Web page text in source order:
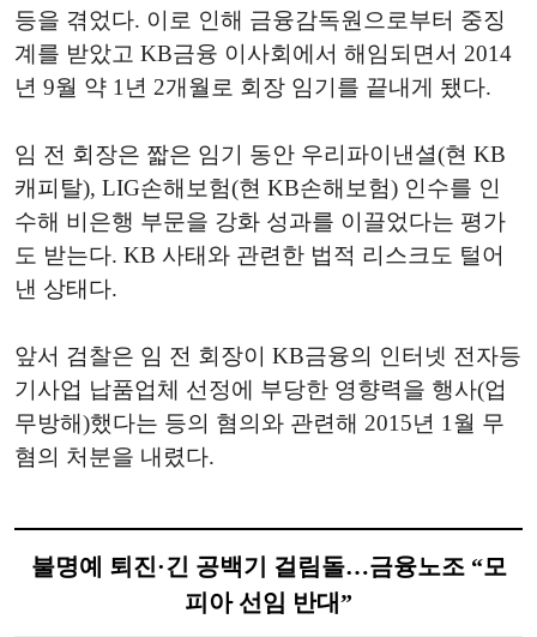
등을 겪었다. 이로 인해 금융감독원으로부터 중징
계를 받았고 KB금융 이사회에서 해임되면서 2014
년 9월 약 1년 2개월로 회장 임기를 끝내게 됐다.
임 전 회장은 짧은 임기 동안 우리파이낸셜(현 KB
캐피탈), LIG손해보험(현 KB손해보험) 인수를 인
수해 비은행 부문을 강화 성과를 이끌었다는 평가
도 받는다. KB 사태와 관련한 법적 리스크도 털어
낸 상태다.
앞서 검찰은 임 전 회장이 KB금융의 인터넷 전자등
기사업 납품업체 선정에 부당한 영향력을 행사(업
무방해)했다는 등의 혐의와 관련해 2015년 1월 무
혐의 처분을 내렸다.
불명예 퇴진·긴 공백기 걸림돌…금융노조 “모
피아 선임 반대”